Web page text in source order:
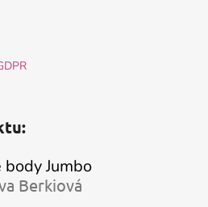
body Jumbo
je 5 z 5 hvězdiček.
Berkiová